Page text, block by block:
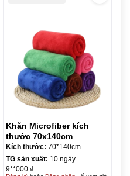
Khăn Microfiber kích
thước 70x140cm
Kích thước: 70*140cm
TG sản xuất: 10 ngày
9**000 ₫